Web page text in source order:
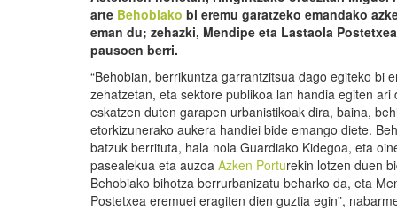
arte Behobiako bi eremu garatzeko emandako
eman du; zehazki, Mendipe eta Lastaola
pausoen berri.
“Behobian, berrikuntza garrantzitsua dago egiteko bi
zehatzetan, eta sektore publikoa lan handia egiten ari
eskatzen duten garapen urbanistikoak dira, baina,
etorkizunerako aukera handiei bide emango diete.
batzuk berrituta, hala nola Guardiako Kidegoa, eta
pasealekua eta auzoa Azken Porturekin lotzen duen
Behobiako bihotza berrurbanizatu beharko da, eta
Postetxea eremuei eragiten dien guztia egin”,